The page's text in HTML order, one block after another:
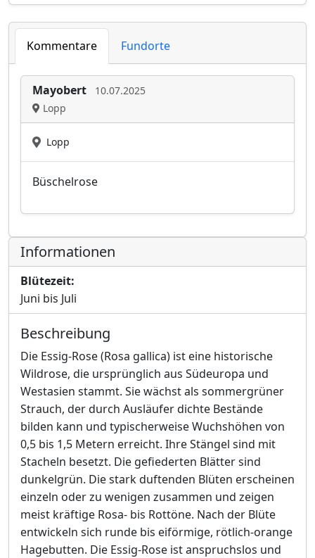
Kommentare Fundorte
Mayobert
10.07.2025
Lopp
Lopp
Büschelrose
Informationen
Blütezeit:
Juni bis Juli
Beschreibung
Die Essig-Rose (Rosa gallica) ist eine historische
Wildrose, die ursprünglich aus Südeuropa und
Westasien stammt. Sie wächst als sommergrüner
Strauch, der durch Ausläufer dichte Bestände
bilden kann und typischerweise Wuchshöhen von
0,5 bis 1,5 Metern erreicht. Ihre Stängel sind mit
Stacheln besetzt. Die gefiederten Blätter sind
dunkelgrün. Die stark duftenden Blüten erscheinen
einzeln oder zu wenigen zusammen und zeigen
meist kräftige Rosa- bis Rottöne. Nach der Blüte
entwickeln sich runde bis eiförmige, rötlich-orange
Hagebutten. Die Essig-Rose ist anspruchslos und